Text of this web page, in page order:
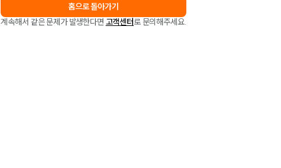
홈으로 돌아가기
계속해서 같은 문제가 발생한다면 고객센터로 문의해주세요.